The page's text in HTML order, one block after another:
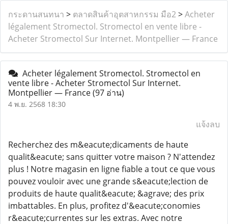
กระดานสนทนา > ตลาดสินค้าอุตสาหกรรม มือ2>Acheter
légalement Stromectol. Stromectol en vente libre -
Acheter Stromectol Sur Internet. Montpellier — France
Acheter légalement Stromectol. Stromectol en
vente libre - Acheter Stromectol Sur Internet.
Montpellier — France(97 อ่าน)
4 พ.ย. 2568 18:30
แจ้งลบ
Recherchez des m&eacute;dicaments de haute
qualit&eacute; sans quitter votre maison ? N'attendez
plus ! Notre magasin en ligne fiable a tout ce que vous
pouvez vouloir avec une grande s&eacute;lection de
produits de haute qualit&eacute; &agrave; des prix
imbattables. En plus, profitez d'&eacute;conomies
r&eacute;currentes sur les extras. Avec notre